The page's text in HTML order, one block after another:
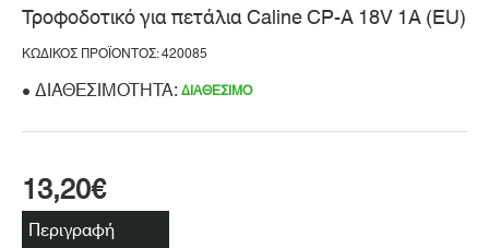
Τροφοδοτικό για πετάλια Caline CP-A 18V 1A (EU)
ΚΩΔΙΚΌΣ ΠΡΟΪΌΝΤΟΣ: 420085
ΔΙΑΘΕΣΙΜΌΤΗΤΑ:ΔΙΑΘΈΣΙΜΟ
13,20€
Περιγραφή